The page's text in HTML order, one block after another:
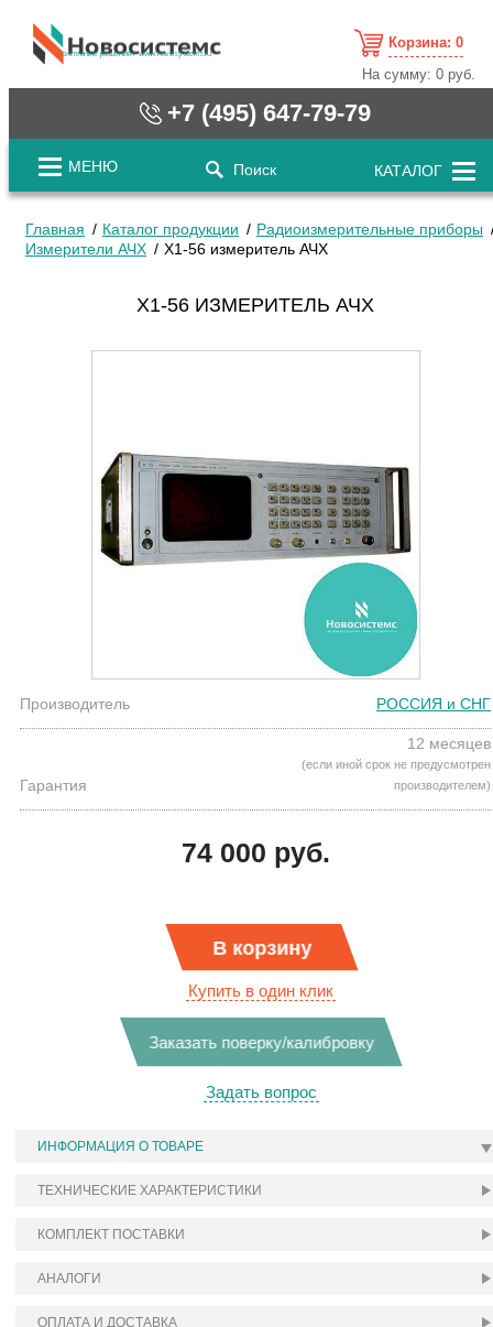
cистемные решения / www.novosystems.ru
Корзина: 0
На сумму:0 руб.
+7 (495) 647-79-79
МЕНЮ Поиск КАТАЛОГ
Главная Каталог продукции
Радиоизмерительные приборы
Измерители АЧХ
Х1-56 измеритель АЧХ
Х1-56 ИЗМЕРИТЕЛЬ АЧХ
Производитель РОССИЯ и СНГ
Гарантия
12 месяцев
(если иной срок не предусмотрен
производителем)
74 000 руб.
В корзину
Купить в один клик
Заказать поверку/калибровку
Задать вопрос
ИНФОРМАЦИЯ О ТОВАРЕ
ТЕХНИЧЕСКИЕ ХАРАКТЕРИСТИКИ
КОМПЛЕКТ ПОСТАВКИ
АНАЛОГИ
ОПЛАТА И ДОСТАВКА